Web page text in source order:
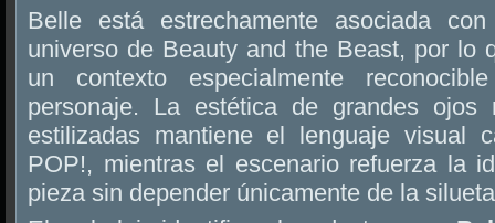
Belle está estrechamente asociada
universo de Beauty and the Beast, por lo
un contexto especialmente
personaje. La estética de grandes ojos
estilizadas mantiene el lenguaje visual
POP!, mientras el escenario refuerza la
pieza sin depender únicamente de la